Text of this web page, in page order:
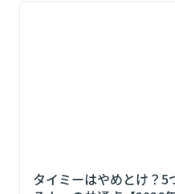
タイミーはやめとけ？5つ
タイミーはやめとけ？